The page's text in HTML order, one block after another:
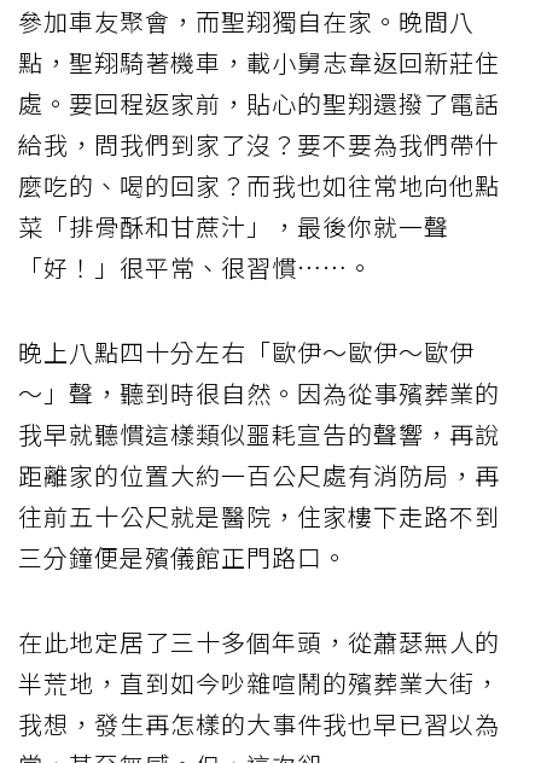
參加車友聚會，而聖翔獨自在家。晚間八
點，聖翔騎著機車，載小舅志韋返回新莊住
處。要回程返家前，貼心的聖翔還撥了電話
給我，問我們到家了沒？要不要為我們帶什
麼吃的、喝的回家？而我也如往常地向他點
菜「排骨酥和甘蔗汁」，最後你就一聲
「好！」很平常、很習慣……。
晚上八點四十分左右「歐伊～歐伊～歐伊
～」聲，聽到時很自然。因為從事殯葬業的
我早就聽慣這樣類似噩耗宣告的聲響，再說
距離家的位置大約一百公尺處有消防局，再
往前五十公尺就是醫院，住家樓下走路不到
三分鐘便是殯儀館正門路口。
在此地定居了三十多個年頭，從蕭瑟無人的
半荒地，直到如今吵雜喧鬧的殯葬業大街，
我想，發生再怎樣的大事件我也早已習以為